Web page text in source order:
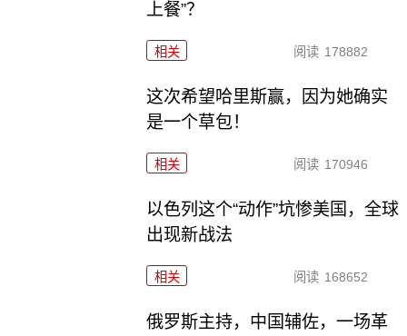
上餐”？
相关 阅读 178882
这次希望哈里斯赢，因为她确实
是一个草包！
相关 阅读 170946
以色列这个“动作”坑惨美国，全球
出现新战法
相关 阅读 168652
俄罗斯主持，中国辅佐，一场革